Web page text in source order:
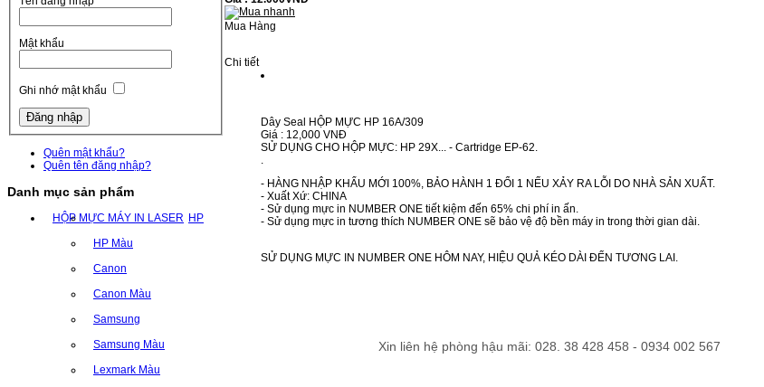
Mật khẩu
Ghi nhớ mật khẩu
Quên mật khẩu?
Quên tên đăng nhập?
Danh mục sản phẩm
HỘP MỰC MÁY IN LASER HP
HP Màu
Canon
Canon Màu
Samsung
Samsung Màu
Lexmark Màu
Mua Hàng
Chi tiết
Dây Seal HỘP MỰC HP 16A/309
Giá : 12,000 VNĐ
SỬ DỤNG CHO HỘP MỰC: HP 29X... - Cartridge EP-62.
.
- HÀNG NHẬP KHẨU MỚI 100%, BẢO HÀNH 1 ĐỔI 1 NẾU XẢY RA LỖI DO NHÀ SẢN XUẤT.
- Xuất Xứ: CHINA
- Sử dụng mực in NUMBER ONE tiết kiệm đến 65% chi phí in ấn.
- Sử dụng mực in tương thích NUMBER ONE sẽ bảo vệ độ bền máy in trong thời gian dài.
SỬ DỤNG MỰC IN NUMBER ONE HÔM NAY, HIỆU QUẢ KÉO DÀI ĐẾN TƯƠNG LAI.
Xin liên hệ phòng hậu mãi: 028. 38 428 458 - 0934 002 567